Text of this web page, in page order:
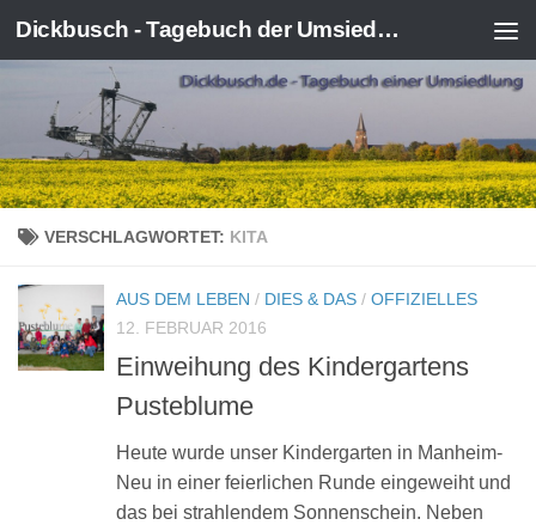
Zum Inhalt springen Dickbusch - Tagebuch der Umsiedlung von Kerpen-Manheim
VERSCHLAGWORTET: KITA
AUS DEM LEBEN / DIES & DAS / OFFIZIELLES
12. FEBRUAR 2016
Einweihung des Kindergartens
Pusteblume
Heute wurde unser Kindergarten in Manheim-
Neu in einer feierlichen Runde eingeweiht und
das bei strahlendem Sonnenschein. Neben